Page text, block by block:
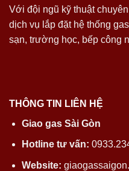
Với đội ngũ kỹ thuật
dịch vụ lắp đặt hệ thống
sạn, trường học, bếp công
THÔNG TIN LIÊN HỆ
Giao gas Sài Gòn
Hotline tư vấn:
Website: